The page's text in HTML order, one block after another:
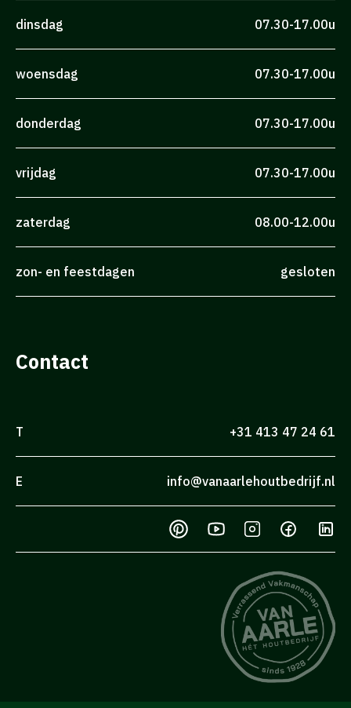
dinsdag 07.30-17.00u
woensdag 07.30-17.00u
donderdag 07.30-17.00u
vrijdag 07.30-17.00u
zaterdag 08.00-12.00u
zon- en feestdagen gesloten
Contact
T +31 413 47 24 61
E info@vanaarlehoutbedrijf.nl